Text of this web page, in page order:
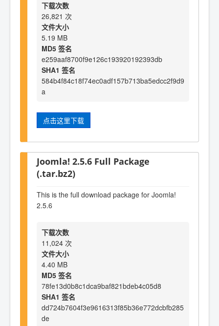
下载次数
26,821 次
文件大小
5.19 MB
MD5 签名
e259aaf8700f9e126c193920192393db
SHA1 签名
584b4f84c18f74ec0adf157b713ba5edcc2f9d9
a
点击这里下载
Joomla! 2.5.6 Full Package
(.tar.bz2)
This is the full download package for Joomla!
2.5.6
下载次数
11,024 次
文件大小
4.40 MB
MD5 签名
78fe13d0b8c1dca9baf821bdeb4c05d8
SHA1 签名
dd724b7604f3e9616313f85b36e772dcbfb285
de